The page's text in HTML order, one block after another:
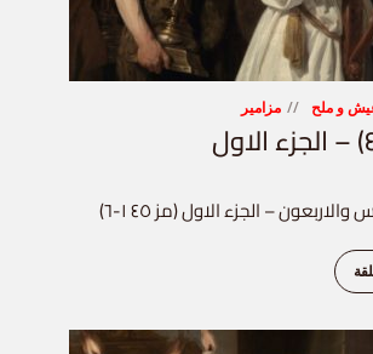
و ملح مزامير
– الجزء الاول (مز ٤٥ ١-٦)